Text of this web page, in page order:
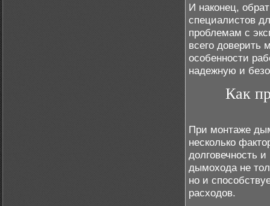
И наконец,
специалистов
проблемам с
всего доверить
особенности
надежную и
Как
При монтаже
несколько
долговечность
дымохода не
но и
расходов.